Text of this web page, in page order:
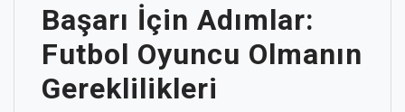
Başarı İçin Adımlar:
Futbol Oyuncu Olmanın
Gereklilikleri